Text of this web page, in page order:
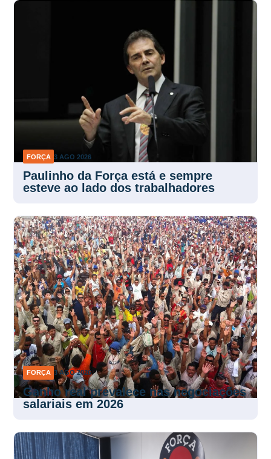
FORÇA 3 AGO 2026
Paulinho da Força está e sempre
esteve ao lado dos trabalhadores
FORÇA 3 AGO 2026
Ganho real prevalece nas negociações
salariais em 2026